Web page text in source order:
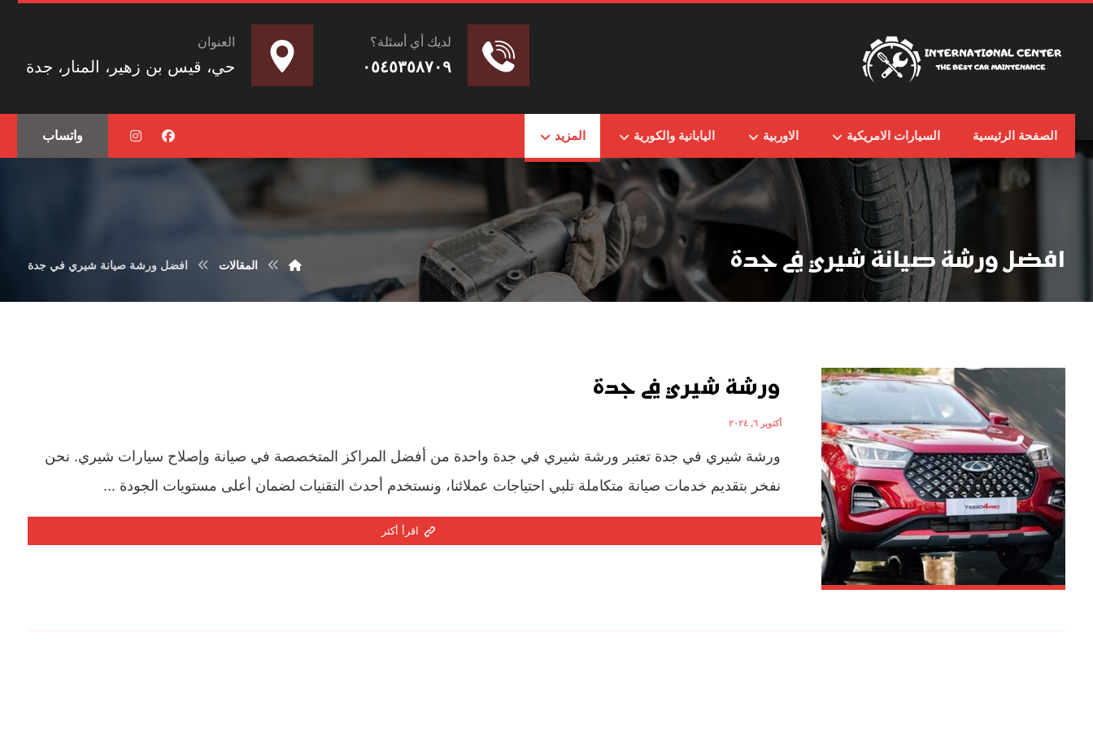
العنوان
حي، قيس بن زهير، المنار، جدة
لديك أي أسئلة؟
٠٥٤٥٣٥٨٧٠٩
الصفحة الرئيسية السيارات الامريكية الاوربية اليابانية والكورية المزيد واتساب
افضل ورشة صيانة شيري في جدة المقالات افضل ورشة صيانة شيري في جدة
ورشة شيري في جدة
أكتوبر ٦, ٢٠٢٤
ورشة شيري في جدة تعتبر ورشة شيري في جدة واحدة من أفضل المراكز المتخصصة في صيانة وإصلاح سيارات شيري. نحن
نفخر بتقديم خدمات صيانة متكاملة تلبي احتياجات عملائنا، ونستخدم أحدث التقنيات لضمان أعلى مستويات الجودة ...
اقرأ أكثر